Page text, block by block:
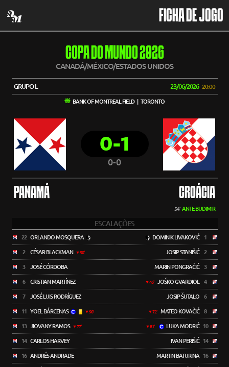
FICHA DE JOGO
COPA DO MUNDO 2026
CANADÁ/MÉXICO/ESTADOS UNIDOS
GRUPO L 23/06/2026 20:00
BANK OF MONTREAL FIELD | TORONTO
0-1
0-0
PANAMÁ CROÁCIA
54' ANTE BUDIMIR
ESCALAÇÕES
22 ORLANDO MOSQUERA
2 CÉSAR BLACKMAN 90'
3 JOSÉ CÓRDOBA
6 CRISTIAN MARTÍNEZ
7 JOSÉ LUIS RODRÍGUEZ
11 YOEL BÁRCENAS 90'
13 JIOVANY RAMOS 77'
14 CARLOS HARVEY
16 ANDRÉS ANDRADE
DOMINIK LIVAKOVIĆ 1
JOSIP STANIŠIĆ 2
MARIN PONGRAČIĆ 3
46' JOŠKO GVARDIOL 4
JOSIP ŠUTALO 6
72' MATEO KOVAČIĆ 8
81' LUKA MODRIĆ 10
IVAN PERIŠIĆ 14
MARTIN BATURINA 16